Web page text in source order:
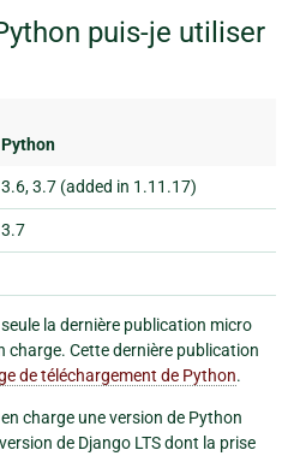
puis-je utiliser
3.7 (added in 1.11.17)
la dernière publication micro
charge. Cette dernière publication
de téléchargement de Python.
charge une version de Python
de Django LTS dont la prise